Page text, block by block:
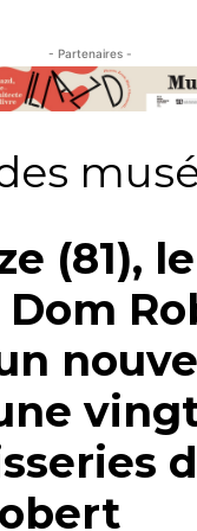
- Partenaires -
(81), le
Dom